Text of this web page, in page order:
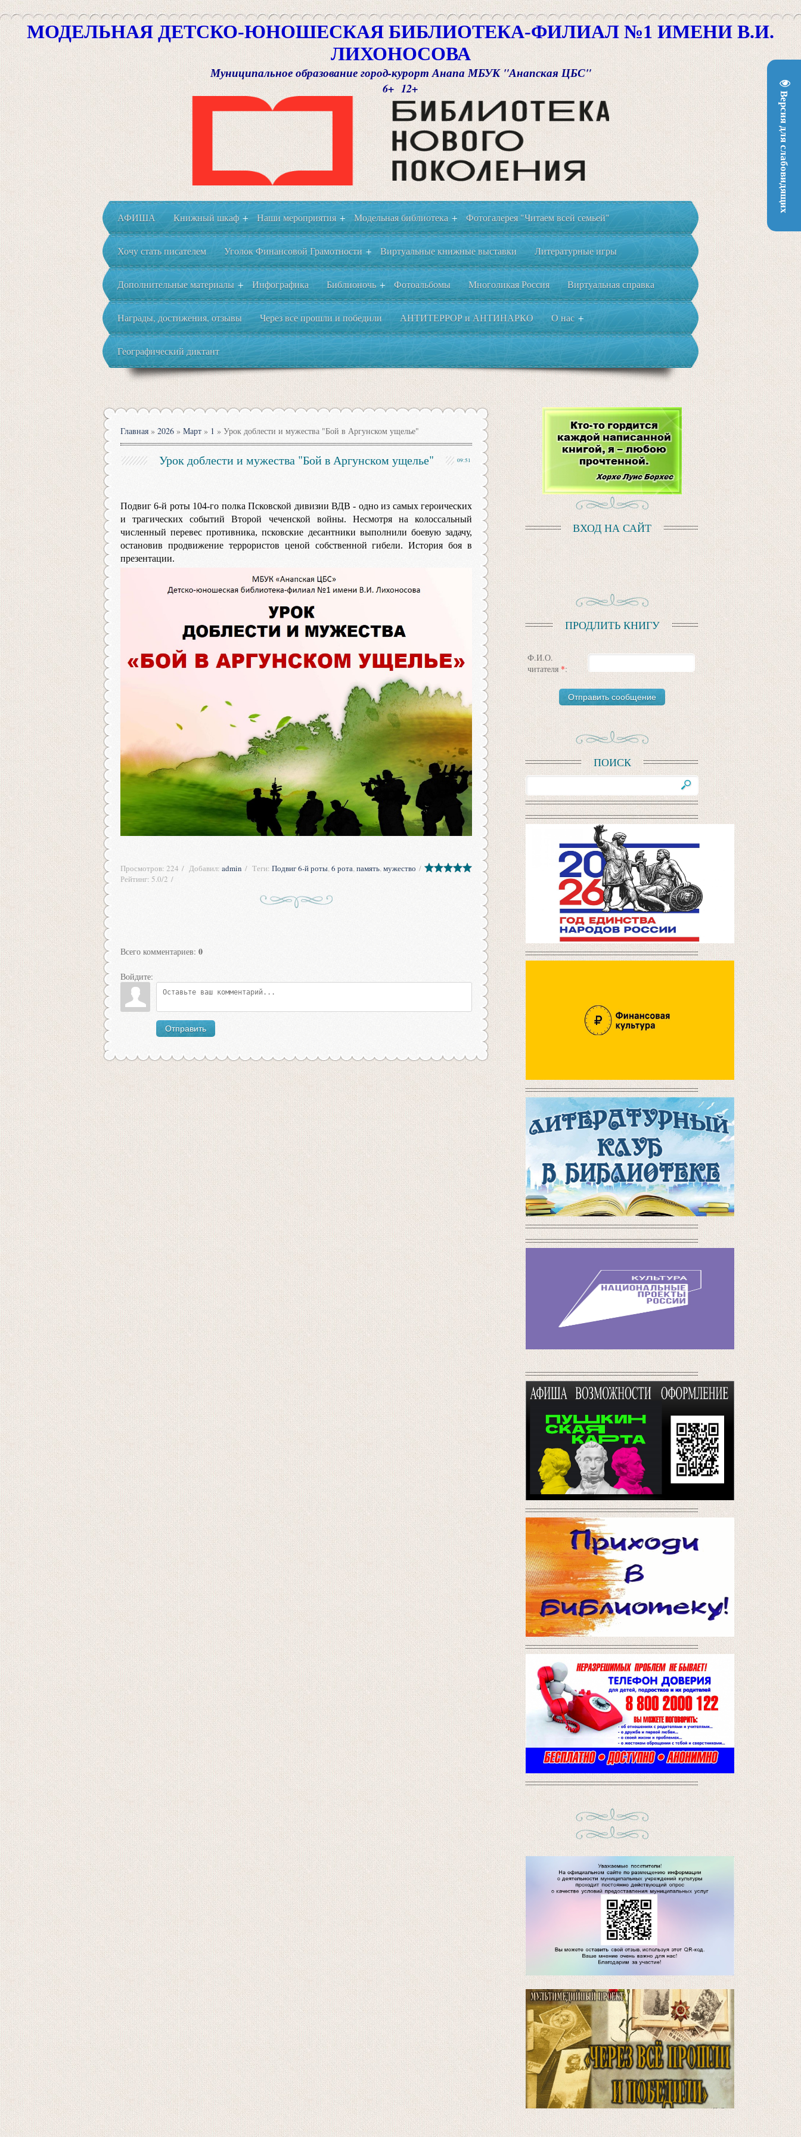
Версия для слабовидящих
МОДЕЛЬНАЯ ДЕТСКО-ЮНОШЕСКАЯ БИБЛИОТЕКА-ФИЛИАЛ №1 ИМЕНИ В.И.
ЛИХОНОСОВА
Муниципальное образование город-курорт Анапа МБУК "Анапская ЦБС"
6+ 12+
АФИША Книжный шкаф + Наши мероприятия + Модельная библиотека + Фотогалерея "Читаем всей семьей"
Хочу стать писателем Уголок Финансовой Грамотности + Виртуальные книжные выставки Литературные игры
Дополнительные материалы + Инфографика Библионочь + Фотоальбомы Многоликая Россия Виртуальная справка
Награды, достижения, отзывы Через все прошли и победили АНТИТЕРРОР и АНТИНАРКО О нас +
Географический диктант
Главная » 2026 » Март » 1 » Урок доблести и мужества "Бой в Аргунском ущелье"
09:51
Урок доблести и мужества "Бой в Аргунском ущелье"
Подвиг 6-й роты 104-го полка Псковской дивизии ВДВ - одно из самых героических
и трагических событий Второй чеченской войны. Несмотря на колоссальный
численный перевес противника, псковские десантники выполнили боевую задачу,
остановив продвижение террористов ценой собственной гибели. История боя в
презентации.
Просмотров: 224 Добавил: admin Теги: Подвиг 6-й роты,6 рота,память,мужество
Рейтинг: 5.0/2
Всего комментариев: 0
Войдите:
Отправить
ВХОД НА САЙТ
ПРОДЛИТЬ КНИГУ
Ф.И.О.
читателя *:
ПОИСК